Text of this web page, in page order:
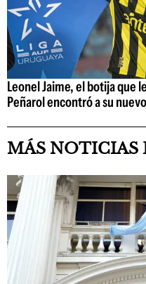
Leonel Jaime, el botija que
Peñarol encontró a su
MÁS NOTICIAS